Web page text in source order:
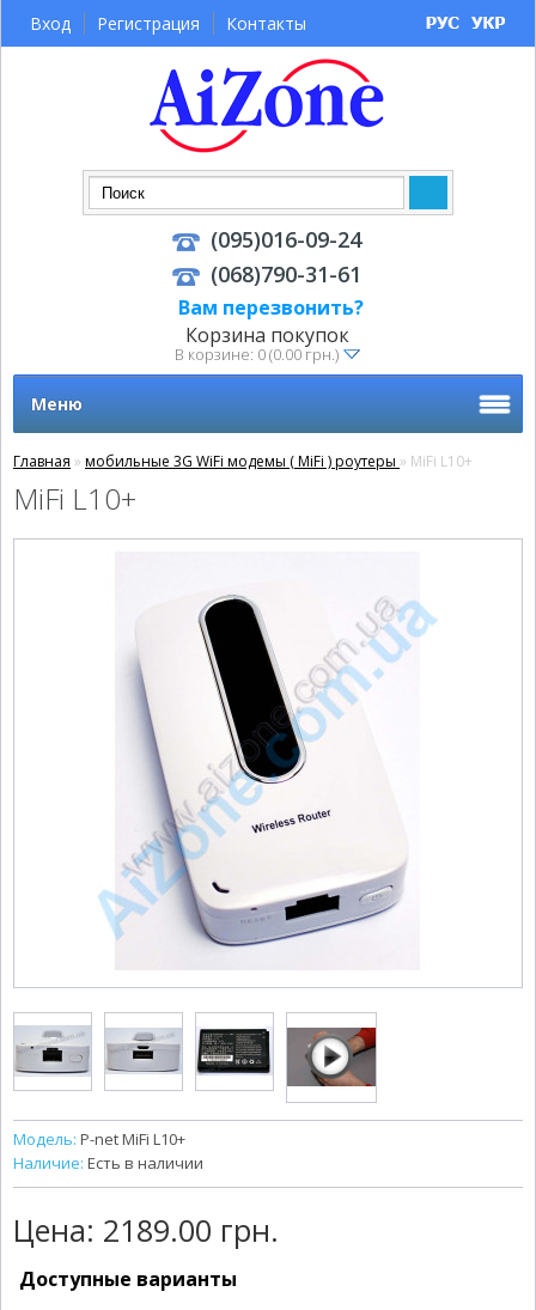
Корзина покупок
В корзине: 0 (0.00 грн.)
(095)016-09-24
(068)790-31-61
Вам перезвонить?
Вход Регистрация Контакты
Меню
Главная » мобильные 3G WiFi модемы ( MiFi ) роутеры » MiFi L10+
MiFi L10+
Модель: P-net MiFi L10+
Наличие: Есть в наличии
Цена: 2189.00 грн.
Доступные варианты